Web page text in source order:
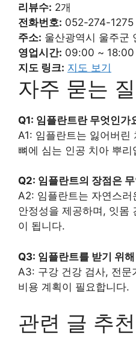
리뷰수: 2개
전화번호: 052-274-1275
주소: 울산광역시 울주군
영업시간: 09:00 ~ 18:00
지도 링크: 지도 보기
자주 묻는
Q1: 임플란트란 무엇인가
A1: 임플란트는 잃어버린
뼈에 심는 인공 치아 뿌리
Q2: 임플란트의 장점은
A2: 임플란트는 자연스
안정성을 제공하며, 잇몸
이 됩니다.
Q3: 임플란트를 받기 위
A3: 구강 건강 검사, 전문
비용 계획이 필요합니다.
관련 글 추천